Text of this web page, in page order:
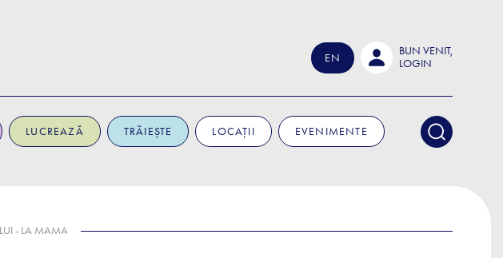
EN
BUN VENIT,
LOGIN
LUCREAZĂ TRĂIEȘTE LOCAȚII EVENIMENTE
- LA MAMA